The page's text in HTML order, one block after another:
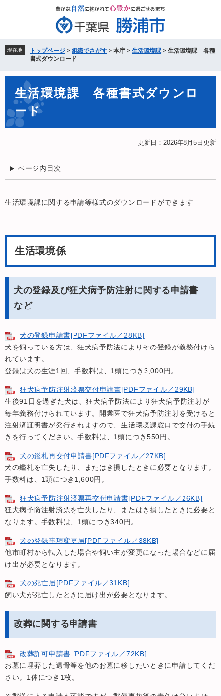
先
頭
す。
を
飛
し
現在地 トップページ > 組織でさがす > 本庁 > 生活環境課 > 生活環境課 各種
書式ダウンロード
生活環境課 各種書式ダウンロ
ード
更新日：2026年8月5日更新
ページ内目次
生活環境課に関する申請等様式のダウンロードができます
生活環境係
犬の登録及び狂犬病予防注射に関する申請書
など
犬の登録申請書[PDFファイル／28KB]
犬を飼っている方は、狂犬病予防法によりその登録が義務付けら
れています。
登録は犬の生涯1回、手数料は、1頭につき3,000円。
狂犬病予防注射済票交付申請書[PDFファイル／29KB]
生後91日を過ぎた犬は、狂犬病予防法により狂犬病予防注射が
毎年義務付けられています。開業医で狂犬病予防注射を受けると
注射済証明書が発行されますので、生活環境課窓口で交付の手続
きを行ってください。手数料は、1頭につき550円。
犬の鑑札再交付申請書[PDFファイル／27KB]
犬の鑑札を亡失したり、またはき損したときに必要となります。
手数料は、1頭につき1,600円。
狂犬病予防注射済票再交付申請書[PDFファイル／26KB]
狂犬病予防注射済票を亡失したり、またはき損したときに必要と
なります。手数料は、1頭につき340円。
犬の登録事項変更届[PDFファイル／38KB]
他市町村から転入した場合や飼い主が変更になった場合などに届
け出が必要となります。
犬の死亡届[PDFファイル／31KB]
飼い犬が死亡したときに届け出が必要となります。
改葬に関する申請書
改葬許可申請書 [PDFファイル／72KB]
お墓に埋葬した遺骨等を他のお墓に移したいときに申請してくだ
さい。1体につき1枚。